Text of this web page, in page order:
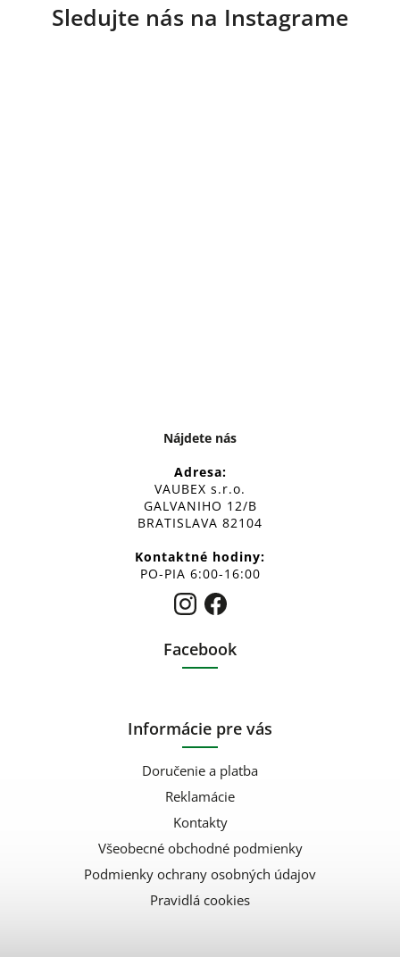
Sledujte nás na Instagrame
Nájdete nás
Adresa:
VAUBEX s.r.o.
GALVANIHO 12/B
BRATISLAVA 82104
Kontaktné hodiny:
PO-PIA 6:00-16:00
Facebook
Informácie pre vás
Doručenie a platba
Reklamácie
Kontakty
Všeobecné obchodné podmienky
Podmienky ochrany osobných údajov
Pravidlá cookies